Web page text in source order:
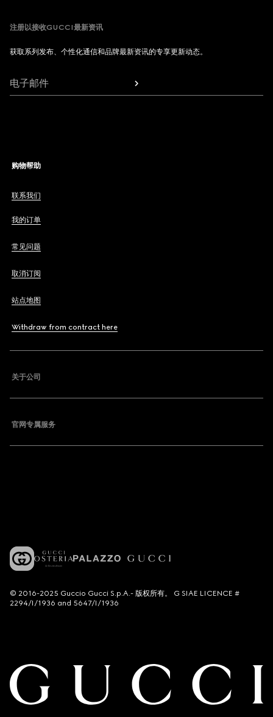
注册以接收GUCCI最新资讯
获取系列发布、个性化通信和品牌最新资讯的专享更新动态。
电子邮件
购物帮助
联系我们
我的订单
常见问题
取消订阅
站点地图
Withdraw from contract here
关于公司
官网专属服务
© 2016-2025 Guccio Gucci S.p.A.- 版权所有。 G SIAE LICENCE #
2294/I/1936 and 5647/I/1936